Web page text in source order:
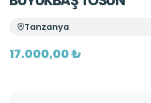
Tanzanya
17.000,00 ₺